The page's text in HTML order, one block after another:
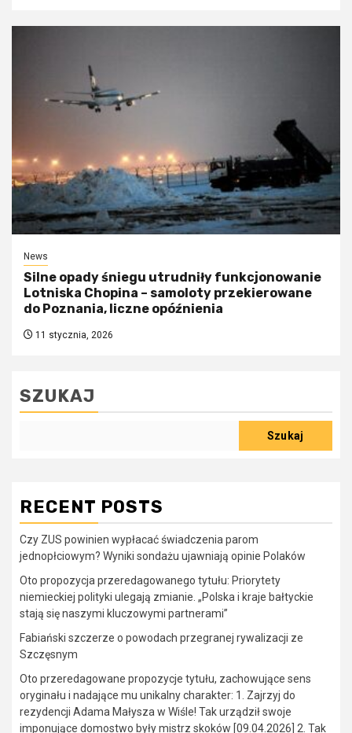
News
Silne opady śniegu utrudniły funkcjonowanie
Lotniska Chopina – samoloty przekierowane
do Poznania, liczne opóźnienia
11 stycznia, 2026
SZUKAJ
Szukaj
RECENT POSTS
Czy ZUS powinien wypłacać świadczenia parom
jednopłciowym? Wyniki sondażu ujawniają opinie Polaków
Oto propozycja przeredagowanego tytułu: Priorytety
niemieckiej polityki ulegają zmianie. „Polska i kraje bałtyckie
stają się naszymi kluczowymi partnerami”
Fabiański szczerze o powodach przegranej rywalizacji ze
Szczęsnym
Oto przeredagowane propozycje tytułu, zachowujące sens
oryginału i nadające mu unikalny charakter: 1. Zajrzyj do
rezydencji Adama Małysza w Wiśle! Tak urządził swoje
imponujące domostwo były mistrz skoków [09.04.2026] 2. Tak